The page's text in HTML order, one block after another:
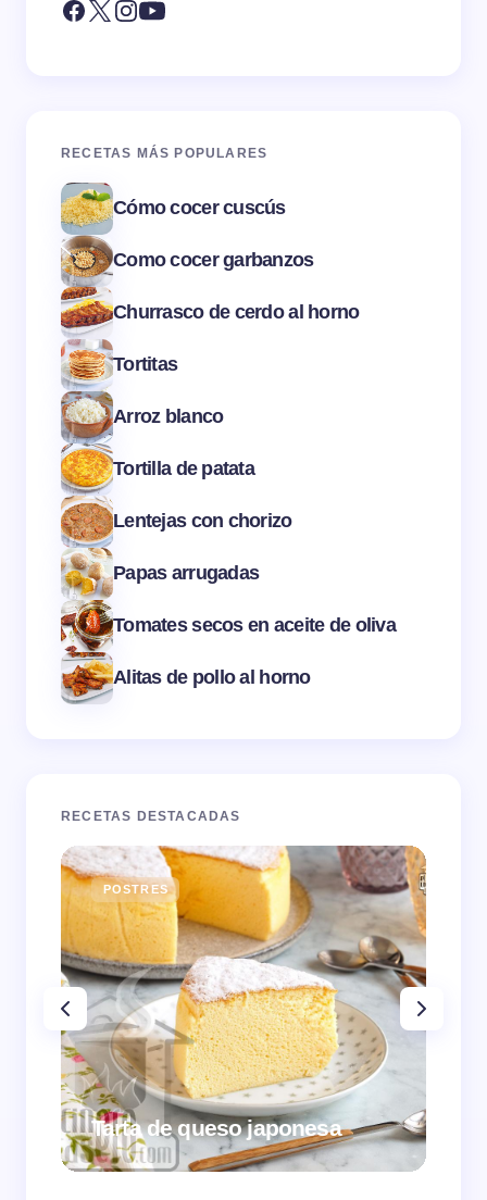
RECETAS MÁS POPULARES
Cómo cocer cuscús
Como cocer garbanzos
Churrasco de cerdo al horno
Tortitas
Arroz blanco
Tortilla de patata
Lentejas con chorizo
Papas arrugadas
Tomates secos en aceite de oliva
Alitas de pollo al horno
RECETAS DESTACADAS
POSTRES
Tarta de queso japonesa